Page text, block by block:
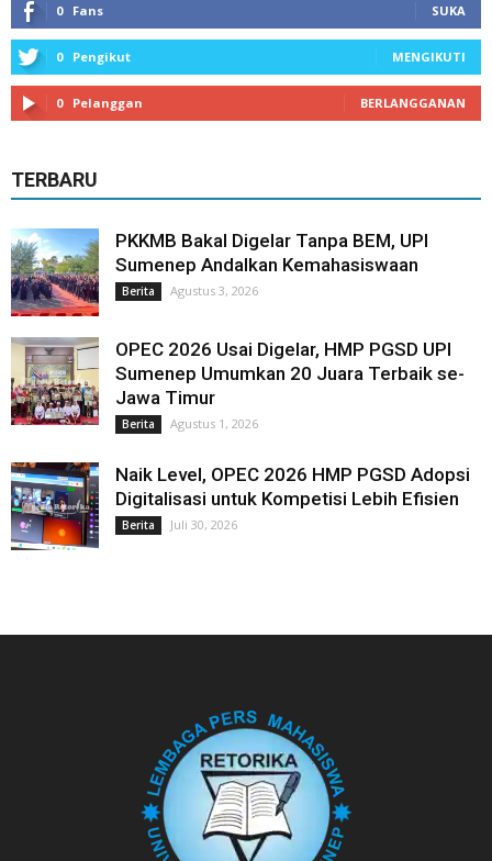
0 Fans SUKA
0 Pengikut MENGIKUTI
0 Pelanggan BERLANGGANAN
TERBARU
PKKMB Bakal Digelar Tanpa BEM, UPI
Sumenep Andalkan Kemahasiswaan
Berita Agustus 3, 2026
OPEC 2026 Usai Digelar, HMP PGSD UPI
Sumenep Umumkan 20 Juara Terbaik se-
Jawa Timur
Berita Agustus 1, 2026
Naik Level, OPEC 2026 HMP PGSD Adopsi
Digitalisasi untuk Kompetisi Lebih Efisien
Berita Juli 30, 2026